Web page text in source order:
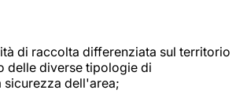
di raccolta differenziata sul territorio
delle diverse tipologie di
sicurezza dell'area;